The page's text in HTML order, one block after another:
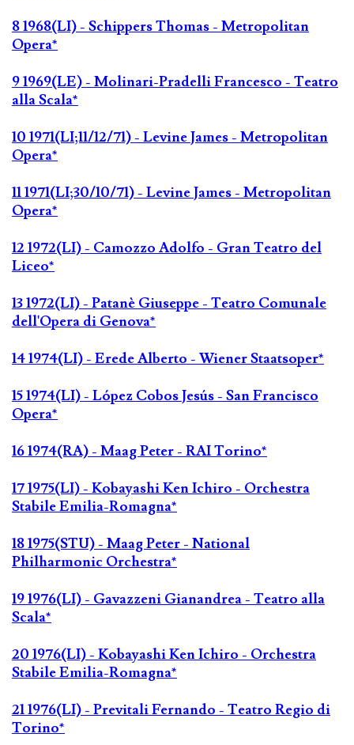
8 1968(LI) - Schippers Thomas - Metropolitan
Opera*
9 1969(LE) - Molinari-Pradelli Francesco - Teatro
alla Scala*
10 1971(LI;11/12/71) - Levine James - Metropolitan
Opera*
11 1971(LI;30/10/71) - Levine James - Metropolitan
Opera*
12 1972(LI) - Camozzo Adolfo - Gran Teatro del
Liceo*
13 1972(LI) - Patanè Giuseppe - Teatro Comunale
dell'Opera di Genova*
14 1974(LI) - Erede Alberto - Wiener Staatsoper*
15 1974(LI) - López Cobos Jesús - San Francisco
Opera*
16 1974(RA) - Maag Peter - RAI Torino*
17 1975(LI) - Kobayashi Ken Ichiro - Orchestra
Stabile Emilia-Romagna*
18 1975(STU) - Maag Peter - National
Philharmonic Orchestra*
19 1976(LI) - Gavazzeni Gianandrea - Teatro alla
Scala*
20 1976(LI) - Kobayashi Ken Ichiro - Orchestra
Stabile Emilia-Romagna*
21 1976(LI) - Previtali Fernando - Teatro Regio di
Torino*